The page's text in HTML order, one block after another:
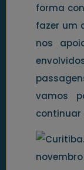
forma
fazer um
nos
vamos
continuar